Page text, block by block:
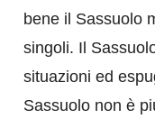
bene il Sassuolo
singoli. Il
situazioni ed
Sassuolo non è